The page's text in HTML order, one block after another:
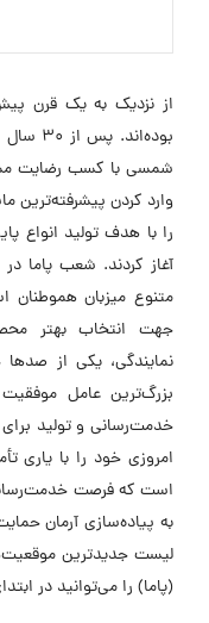
از نزدیک به یک قرن
شمسی با کسب رضایت
وارد کردن پیشرفته‌ترین
را با هدف تولید انواع
آغاز کردند. شعب پاما
متنوع میزبان هموطنان
جهت انتخاب بهتر
نمایندگی، یکی از
بزرگ‌ترین عامل
خدمت‌رسانی و تولید
امروزی خود را با یاری
است که فرصت خدمت‌رسانی
به پیاده‌سازی آرمان
لیست جدیدترین
(پاما) را می‌توانید در